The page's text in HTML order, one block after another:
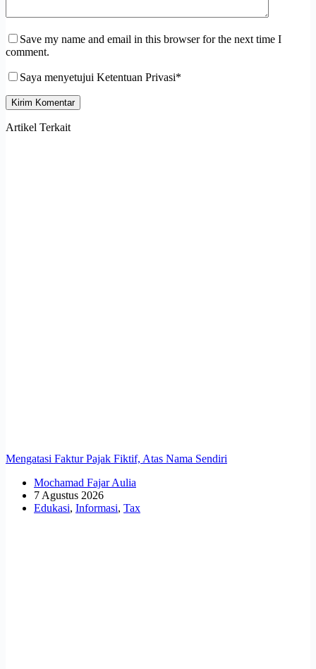
Save my name and email in this browser for the next time I
comment.
Saya menyetujui Ketentuan Privasi*
Kirim Komentar
Artikel Terkait
Mengatasi Faktur Pajak Fiktif, Atas Nama Sendiri
Mochamad Fajar Aulia
7 Agustus 2026
Edukasi, Informasi, Tax